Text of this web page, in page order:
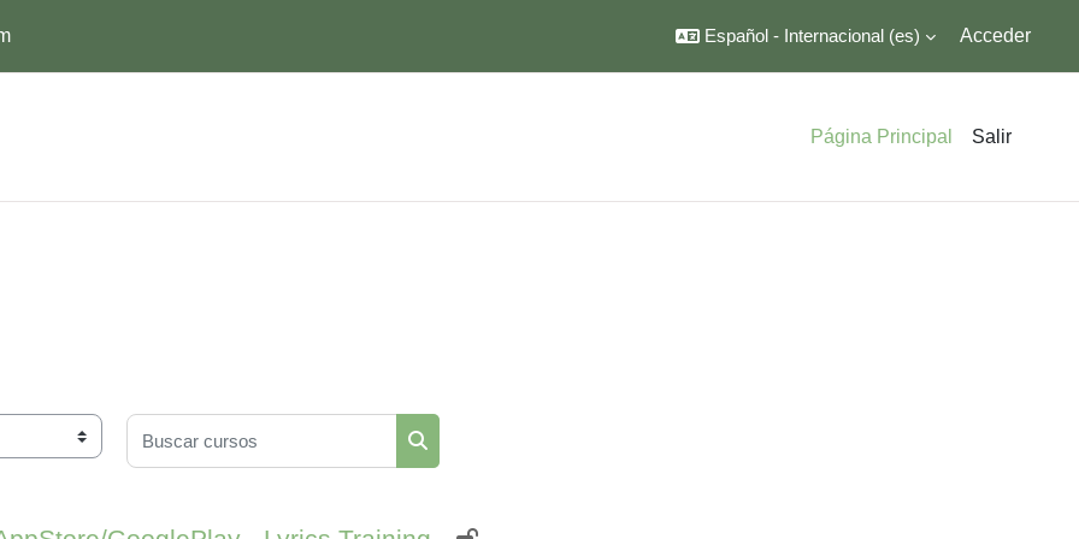
Español - Internacional ‎(es)‎ Acceder
Página Principal Salir
Buscar cursos